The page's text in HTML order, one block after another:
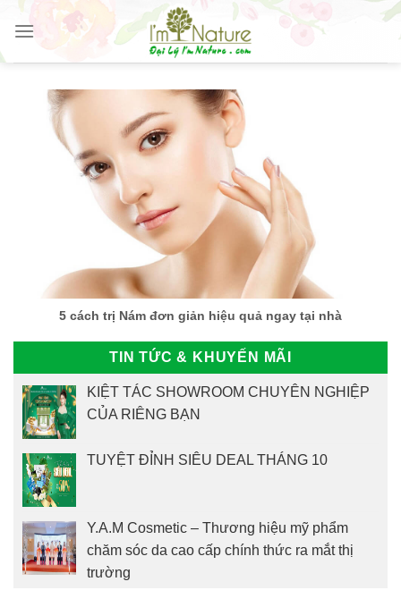
Skip
content
5 cách trị Nám đơn giản hiệu quả ngay tại nhà
TIN TỨC & KHUYẾN MÃI
KIỆT TÁC SHOWROOM CHUYÊN NGHIỆP
CỦA RIÊNG BẠN
TUYỆT ĐỈNH SIÊU DEAL THÁNG 10
Y.A.M Cosmetic – Thương hiệu mỹ phẩm
chăm sóc da cao cấp chính thức ra mắt thị
trường